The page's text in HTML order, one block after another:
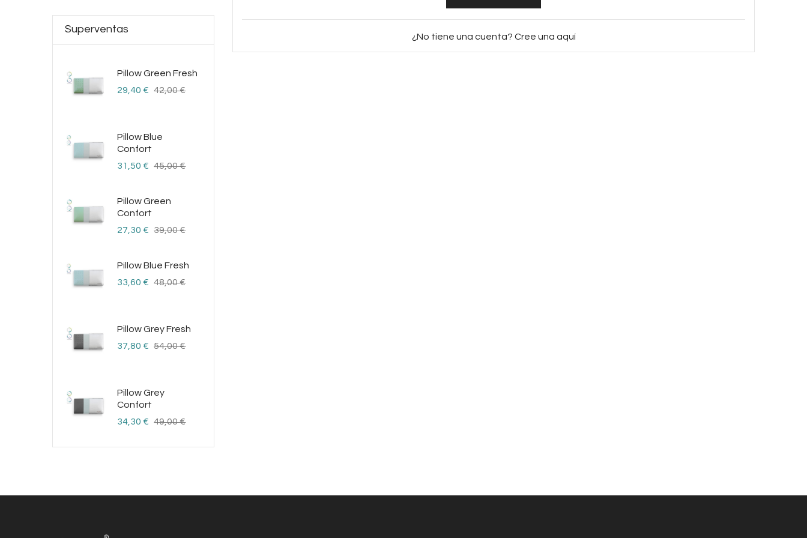
Superventas
Pillow Green Fresh
Precio
29,40 € Precio
42,00 €
Pillow Blue
Confort
Precio
31,50 € Precio
45,00 €
Pillow Green
Confort
Precio
27,30 € Precio
39,00 €
Pillow Blue Fresh
Precio
33,60 € Precio
48,00 €
Pillow Grey Fresh
Precio
37,80 € Precio
54,00 €
Pillow Grey
Confort
Precio
34,30 € Precio
49,00 €
¿No tiene una cuenta? Cree una aquí